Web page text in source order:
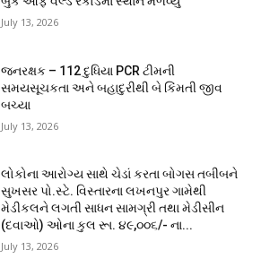
July 13, 2026
જનરક્ષક – 112 દુધિયા PCR ટીમની
સમયસૂચકતા અને બહાદુરીથી બે કિંમતી જીવ
બચ્યા
July 13, 2026
લોકોના આરોગ્ય સાથે ચેડાં કરતા બોગસ તબીબને
સુખસર પો.સ્ટે. વિસ્તારના લખનપુર ગામેથી
મેડીકલને લગતી સાધન સામગ્રી તથા મેડીસીન
(દવાઓ) ઓના કુલ રૂા. ૪૯,૦૦૬/- ના...
July 13, 2026